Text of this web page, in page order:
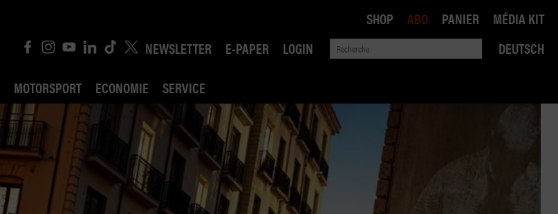
NEWSLETTER E-PAPER LOGIN
DEUTSCH
MOTORSPORT ECONOMIE SERVICE
ROBIN ROAD
AI CONSEIL JURIDIQUE
POLITIQUE DES TRANSPORTS
COMPÉTITION
SHOP ABO PANIER MÉDIA KIT